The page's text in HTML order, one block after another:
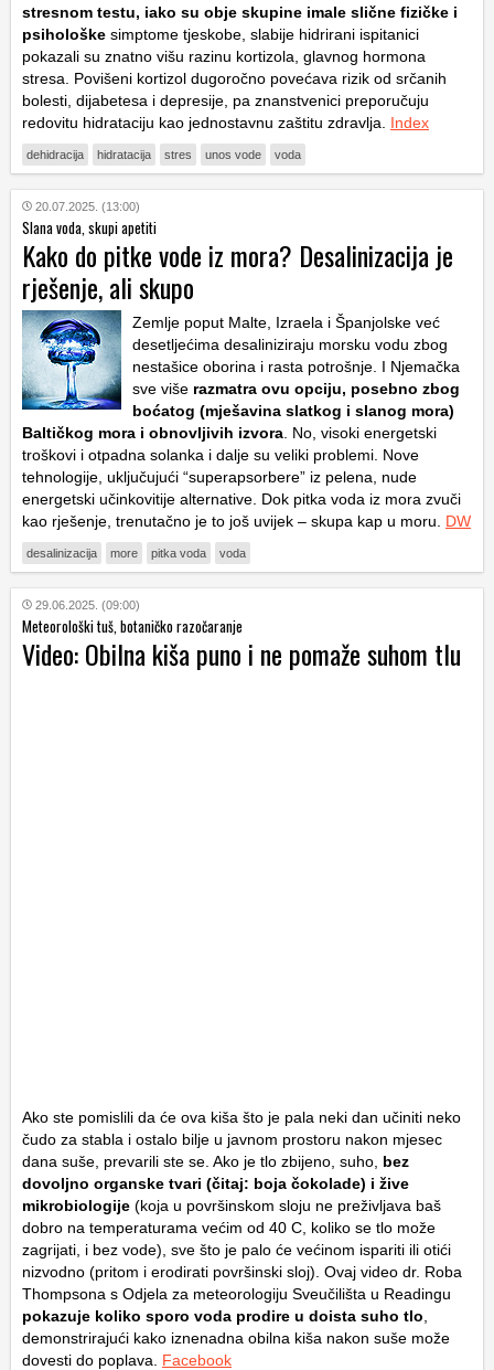
stresnom testu, iako su obje skupine imale slične fizičke i
psihološke simptome tjeskobe, slabije hidrirani ispitanici
pokazali su znatno višu razinu kortizola, glavnog hormona
stresa. Povišeni kortizol dugoročno povećava rizik od srčanih
bolesti, dijabetesa i depresije, pa znanstvenici preporučuju
redovitu hidrataciju kao jednostavnu zaštitu zdravlja. Index
dehidracija hidratacija stres unos vode voda
20.07.2025. (13:00)
Slana voda, skupi apetiti
Kako do pitke vode iz mora? Desalinizacija je
rješenje, ali skupo
Zemlje poput Malte, Izraela i Španjolske već
desetljećima desaliniziraju morsku vodu zbog
nestašice oborina i rasta potrošnje. I Njemačka
sve više razmatra ovu opciju, posebno zbog
boćatog (mješavina slatkog i slanog mora)
Baltičkog mora i obnovljivih izvora . No, visoki energetski
troškovi i otpadna solanka i dalje su veliki problemi. Nove
tehnologije, uključujući “superapsorbere” iz pelena, nude
energetski učinkovitije alternative. Dok pitka voda iz mora zvuči
kao rješenje, trenutačno je to još uvijek – skupa kap u moru. DW
desalinizacija more pitka voda voda
29.06.2025. (09:00)
Meteorološki tuš, botaničko razočaranje
Video: Obilna kiša puno i ne pomaže suhom tlu
Ako ste pomislili da će ova kiša što je pala neki dan učiniti neko
čudo za stabla i ostalo bilje u javnom prostoru nakon mjesec
dana suše, prevarili ste se. Ako je tlo zbijeno, suho, bez
dovoljno organske tvari (čitaj: boja čokolade) i žive
mikrobiologije (koja u površinskom sloju ne preživljava baš
dobro na temperaturama većim od 40 C, koliko se tlo može
zagrijati, i bez vode), sve što je palo će većinom ispariti ili otići
nizvodno (pritom i erodirati površinski sloj). Ovaj video dr. Roba
Thompsona s Odjela za meteorologiju Sveučilišta u Readingu
pokazuje koliko sporo voda prodire u doista suho tlo
demonstrirajući kako iznenadna obilna kiša nakon suše može
dovesti do poplava. Facebook